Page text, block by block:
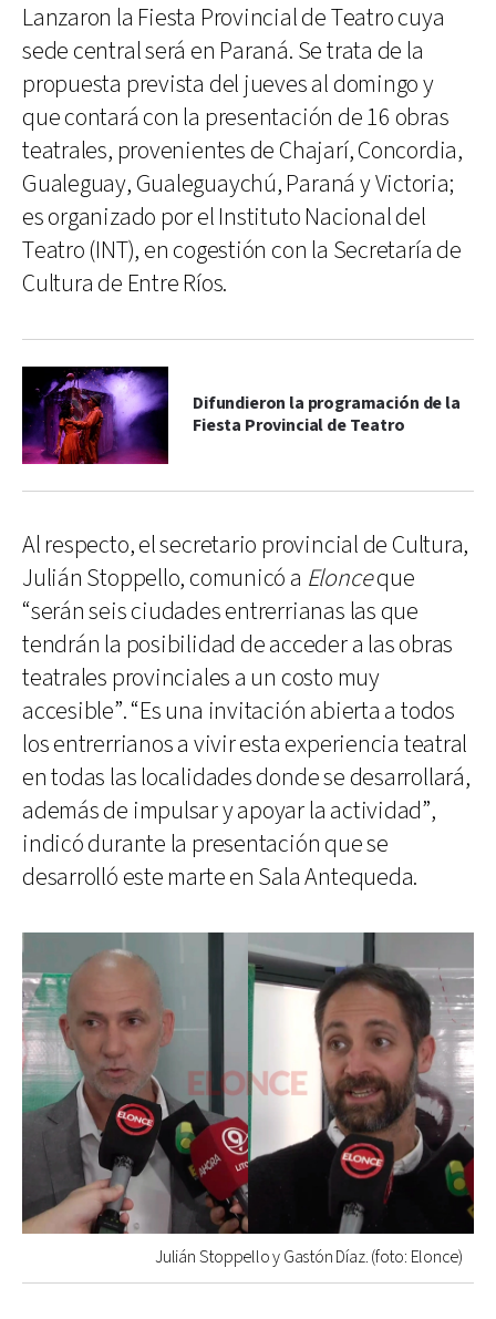
Lanzaron la Fiesta Provincial de Teatro cuya
sede central será en Paraná. Se trata de la
propuesta prevista del jueves al domingo y
que contará con la presentación de 16 obras
teatrales, provenientes de Chajarí, Concordia,
Gualeguay, Gualeguaychú, Paraná y Victoria;
es organizado por el Instituto Nacional del
Teatro (INT), en cogestión con la Secretaría de
Cultura de Entre Ríos.
Difundieron la programación de la
Fiesta Provincial de Teatro
Al respecto, el secretario provincial de Cultura,
Julián Stoppello, comunicó a Elonceque
“serán seis ciudades entrerrianas las que
tendrán la posibilidad de acceder a las obras
teatrales provinciales a un costo muy
accesible”. “Es una invitación abierta a todos
los entrerrianos a vivir esta experiencia teatral
en todas las localidades donde se desarrollará,
además de impulsar y apoyar la actividad”,
indicó durante la presentación que se
desarrolló este marte en Sala Antequeda.
Julián Stoppello y Gastón Díaz. (foto: Elonce)